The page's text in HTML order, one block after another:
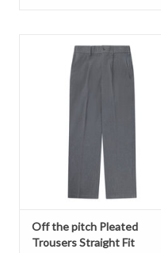
Off the pitch Pleated Trousers
Straight Fit
TOEVOEGEN AAN
Off the pitch Pleated
Trousers Straight Fit